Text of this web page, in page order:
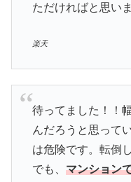
ただければと思い
楽天
待ってました！！
んだろうと思って
は危険です。転倒
でも、 マンション